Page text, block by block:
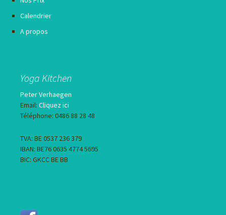
Calendrier
A propos
Yoga Kitchen
Peter Verhaegen
Email: Cliquez ici
Téléphone: 0486 88 28 48
TVA: BE 0537 236 379
IBAN: BE76 0635 4774 5695
BIC: GKCC BE BB